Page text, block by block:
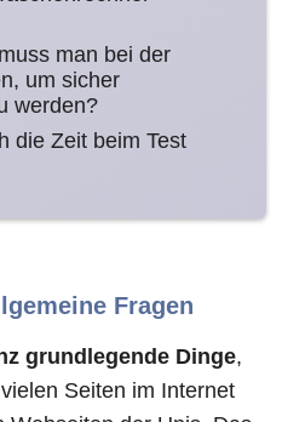
man bei der
um sicher
werden?
die Zeit beim Test
Fragen
grundlegende Dinge,
Seiten im Internet